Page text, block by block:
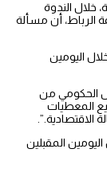
الندوة
الرباط، أن مسألة
اليومين
الحكومي من
المعطيات
الاقتصادية.”.
المقبلين